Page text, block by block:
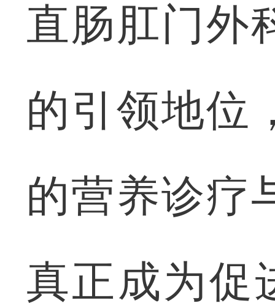
直肠肛门外
的引领地位
的营养诊疗
真正成为促